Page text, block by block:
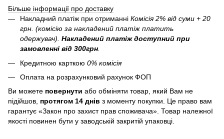
Більше інформації про доставку
Накладний платіж при отриманні Комісія 2% від суми + 20
грн. (комісію за накладений платіж платить
одержувач). Накладений платіж доступний при
замовленні від 300грн
Кредитною карткою 0% комісія
Оплата на розрахунковий рахунок ФОП
Ви можете повернути або обміняти товар, який Вам не
підійшов, протягом 14 днів з моменту покупки. Це право вам
гарантує «Закон про захист прав споживача». Товар належної
якості повинен бути у заводській закритій упаковці.